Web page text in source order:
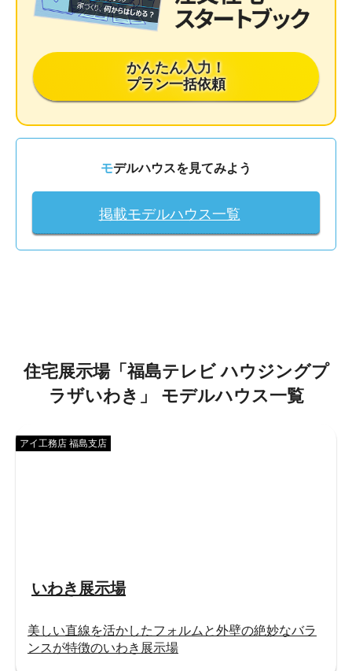
かんたん入力！
プラン一括依頼
モデルハウスを見てみよう
掲載モデルハウス一覧
住宅展示場「福島テレビ ハウジングプ
ラザいわき 」 モデルハウス一覧
いわき展示場
アイ工務店 福島支店
美しい直線を活かしたフォルムと外壁の絶妙なバラ
ンスが特徴のいわき展示場